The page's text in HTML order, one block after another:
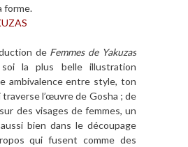
forme.
de Femmes de Yakuzas
la plus belle illustration
ambivalence entre style, ton
l’œuvre de Gosha ; de
des visages de femmes, un
bien dans le découpage
qui fusent comme des